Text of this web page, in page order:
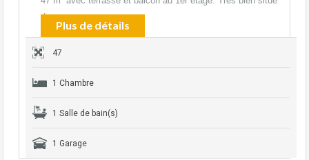
dans…
Plus de détails
47
1 Chambre
1 Salle de bain(s)
1 Garage